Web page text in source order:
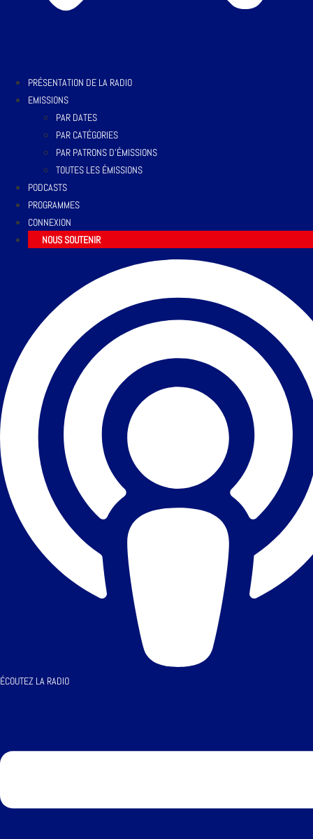
PRÉSENTATION DE LA RADIO
EMISSIONS
PAR DATES
PAR CATÉGORIES
PAR PATRONS D’ÉMISSIONS
TOUTES LES ÉMISSIONS
PODCASTS
PROGRAMMES
CONNEXION
NOUS SOUTENIR
ÉCOUTEZ LA RADIO